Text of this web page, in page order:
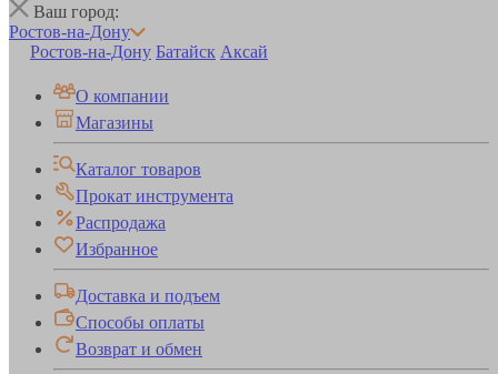
Ваш город:
Ростов-на-Дону
Ростов-на-Дону Батайск Аксай
О компании
Магазины
Каталог товаров
Прокат инструмента
Распродажа
Избранное
Доставка и подъем
Способы оплаты
Возврат и обмен